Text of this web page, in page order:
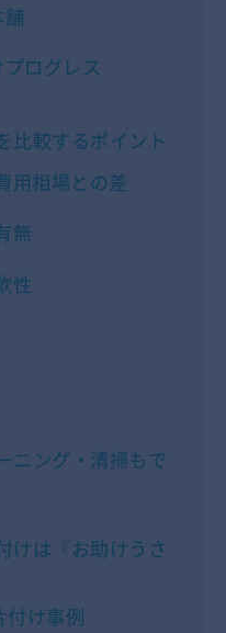
ログレス
比較するポイント
用相場との差
無
性
ニング・清掃もで
けは『お助けうさ
付け事例